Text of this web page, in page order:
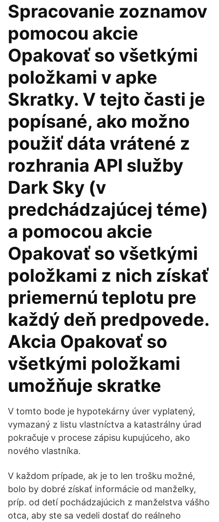
Spracovanie zoznamov
pomocou akcie
Opakovať so všetkými
položkami v apke
Skratky. V tejto časti je
popísané, ako možno
použiť dáta vrátené z
rozhrania API služby
Dark Sky (v
predchádzajúcej téme)
a pomocou akcie
Opakovať so všetkými
položkami z nich získať
priemernú teplotu pre
každý deň predpovede.
Akcia Opakovať so
všetkými položkami
umožňuje skratke
V tomto bode je hypotekárny úver vyplatený,
vymazaný z listu vlastníctva a katastrálny úrad
pokračuje v procese zápisu kupujúceho, ako
nového vlastníka.
V každom prípade, ak je to len trošku možné,
bolo by dobré získať informácie od manželky,
príp. od detí pochádzajúcich z manželstva vášho
otca, aby ste sa vedeli dostať do reálneho